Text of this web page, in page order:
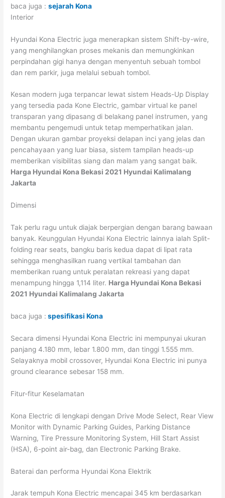
baca juga :sejarah Kona
Interior
Hyundai Kona Electric juga menerapkan sistem Shift-by-wire,
yang menghilangkan proses mekanis dan memungkinkan
perpindahan gigi hanya dengan menyentuh sebuah tombol
dan rem parkir, juga melalui sebuah tombol.
Kesan modern juga terpancar lewat sistem Heads-Up Display
yang tersedia pada Kone Electric, gambar virtual ke panel
transparan yang dipasang di belakang panel instrumen, yang
membantu pengemudi untuk tetap memperhatikan jalan.
Dengan ukuran gambar proyeksi delapan inci yang jelas dan
pencahayaan yang luar biasa, sistem tampilan heads-up
memberikan visibilitas siang dan malam yang sangat baik.
Harga Hyundai Kona Bekasi 2021 Hyundai Kalimalang
Jakarta
Dimensi
Tak perlu ragu untuk diajak berpergian dengan barang bawaan
banyak. Keunggulan Hyundai Kona Electric lainnya ialah Split-
folding rear seats, bangku baris kedua dapat di lipat rata
sehingga menghasilkan ruang vertikal tambahan dan
memberikan ruang untuk peralatan rekreasi yang dapat
menampung hingga 1,114 liter. Harga Hyundai Kona Bekasi
2021 Hyundai Kalimalang Jakarta
baca juga : spesifikasi Kona
Secara dimensi Hyundai Kona Electric ini mempunyai ukuran
panjang 4.180 mm, lebar 1.800 mm, dan tinggi 1.555 mm.
Selayaknya mobil crossover, Hyundai Kona Electric ini punya
ground clearance sebesar 158 mm.
Fitur-fitur Keselamatan
Kona Electric di lengkapi dengan Drive Mode Select, Rear View
Monitor with Dynamic Parking Guides, Parking Distance
Warning, Tire Pressure Monitoring System, Hill Start Assist
(HSA), 6-point air-bag, dan Electronic Parking Brake.
Baterai dan performa Hyundai Kona Elektrik
Jarak tempuh Kona Electric mencapai 345 km berdasarkan